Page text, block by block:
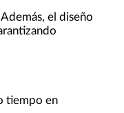
el diseño
tiempo en